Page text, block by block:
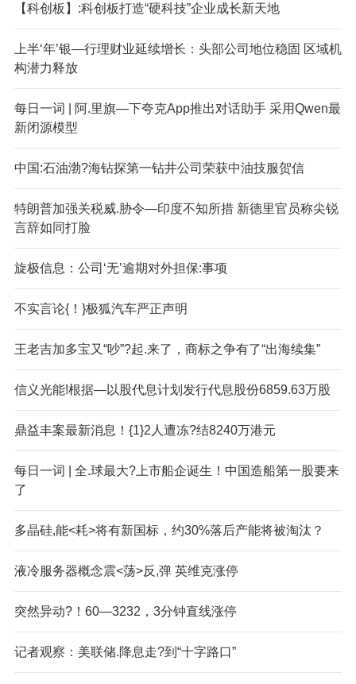
【科创板】:科创板打造“硬科技”企业成长新天地
上半‘年’银—行理财业延续增长：头部公司地位稳固 区域机
构潜力释放
每日一词 | 阿.里旗—下夸克App推出对话助手 采用Qwen最
新闭源模型
中国:石油渤?海钻探第一钻井公司荣获中油技服贺信
特朗普加强关税威.胁令—印度不知所措 新德里官员称尖锐
言辞如同打脸
旋极信息：公司‘无’逾期对外担保:事项
不实言论{！}极狐汽车严正声明
王老吉加多宝又“吵”?起.来了，商标之争有了“出海续集”
信义光能!根据—以股代息计划发行代息股份6859.63万股
鼎益丰案最新消息！{1}2人遭冻?结8240万港元
每日一词 | 全.球最大?上市船企诞生！中国造船第一股要来
了
多晶硅,能<耗>将有新国标，约30%落后产能将被淘汰？
液冷服务器概念震<荡>反,弹 英维克涨停
突然异动?！60—3232，3分钟直线涨停
记者观察：美联储.降息走?到“十字路口”